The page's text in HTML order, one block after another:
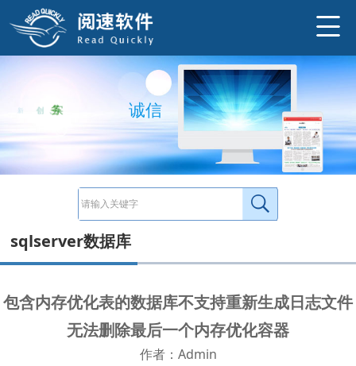
务
、 信
sqlserver数据库
包含内存优化表的数据库不支持重新生成日志文件
无法删除最后一个内存优化容器
作者：Admin